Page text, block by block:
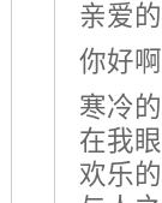
亲爱
你好啊
寒冷
在我
欢乐